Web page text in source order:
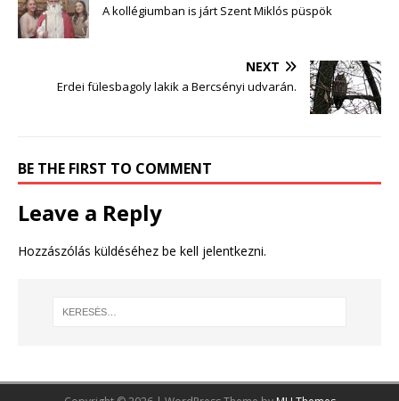
A kollégiumban is járt Szent Miklós püspök
NEXT
Erdei fülesbagoly lakik a Bercsényi udvarán.
BE THE FIRST TO COMMENT
Leave a Reply
Hozzászólás küldéséhez be kell jelentkezni.